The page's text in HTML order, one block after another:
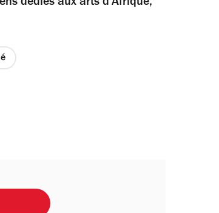
dédiés aux arts d’Afrique,